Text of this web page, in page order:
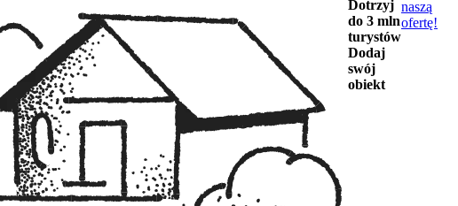
Dotrzyj
do 3 mln
turystów
Dodaj
swój
obiekt
naszą
ofertę!